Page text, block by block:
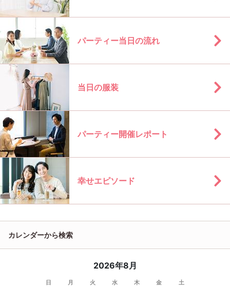
パーティー当日の流れ
当日の服装
パーティー開催レポート
幸せエピソード
カレンダーから検索
2026年8月
日 月 火 水 木 金 土